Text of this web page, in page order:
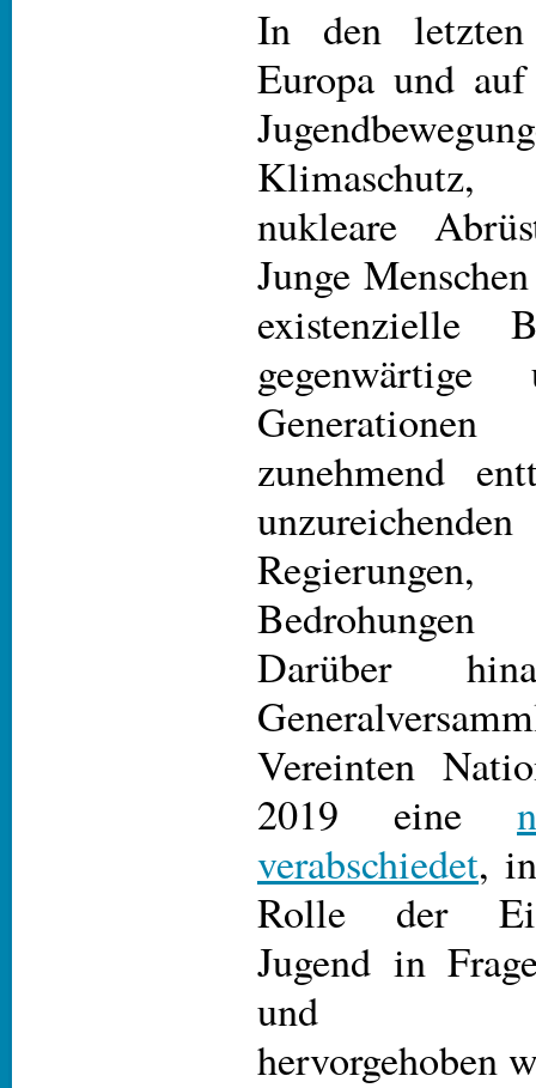
In den
Europa und
nukleare
Junge
existenzielle
zunehmend
Darüber
Vereinten
2019 eine
verabschiedet,
Rolle der
Jugend in
und
hervorgehoben